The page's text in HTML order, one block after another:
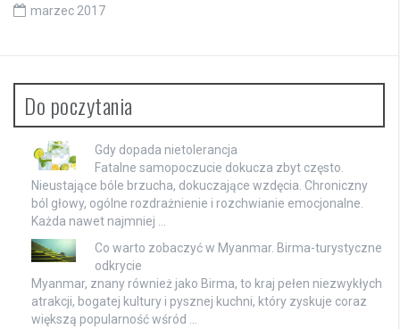
marzec 2017
Do poczytania
Gdy dopada nietolerancja
Fatalne samopoczucie dokucza zbyt często.
Nieustające bóle brzucha, dokuczające wzdęcia. Chroniczny
ból głowy, ogólne rozdrażnienie i rozchwianie emocjonalne.
Każda nawet najmniej …
Co warto zobaczyć w Myanmar. Birma-turystyczne
odkrycie
Myanmar, znany również jako Birma, to kraj pełen niezwykłych
atrakcji, bogatej kultury i pysznej kuchni, który zyskuje coraz
większą popularność wśród …